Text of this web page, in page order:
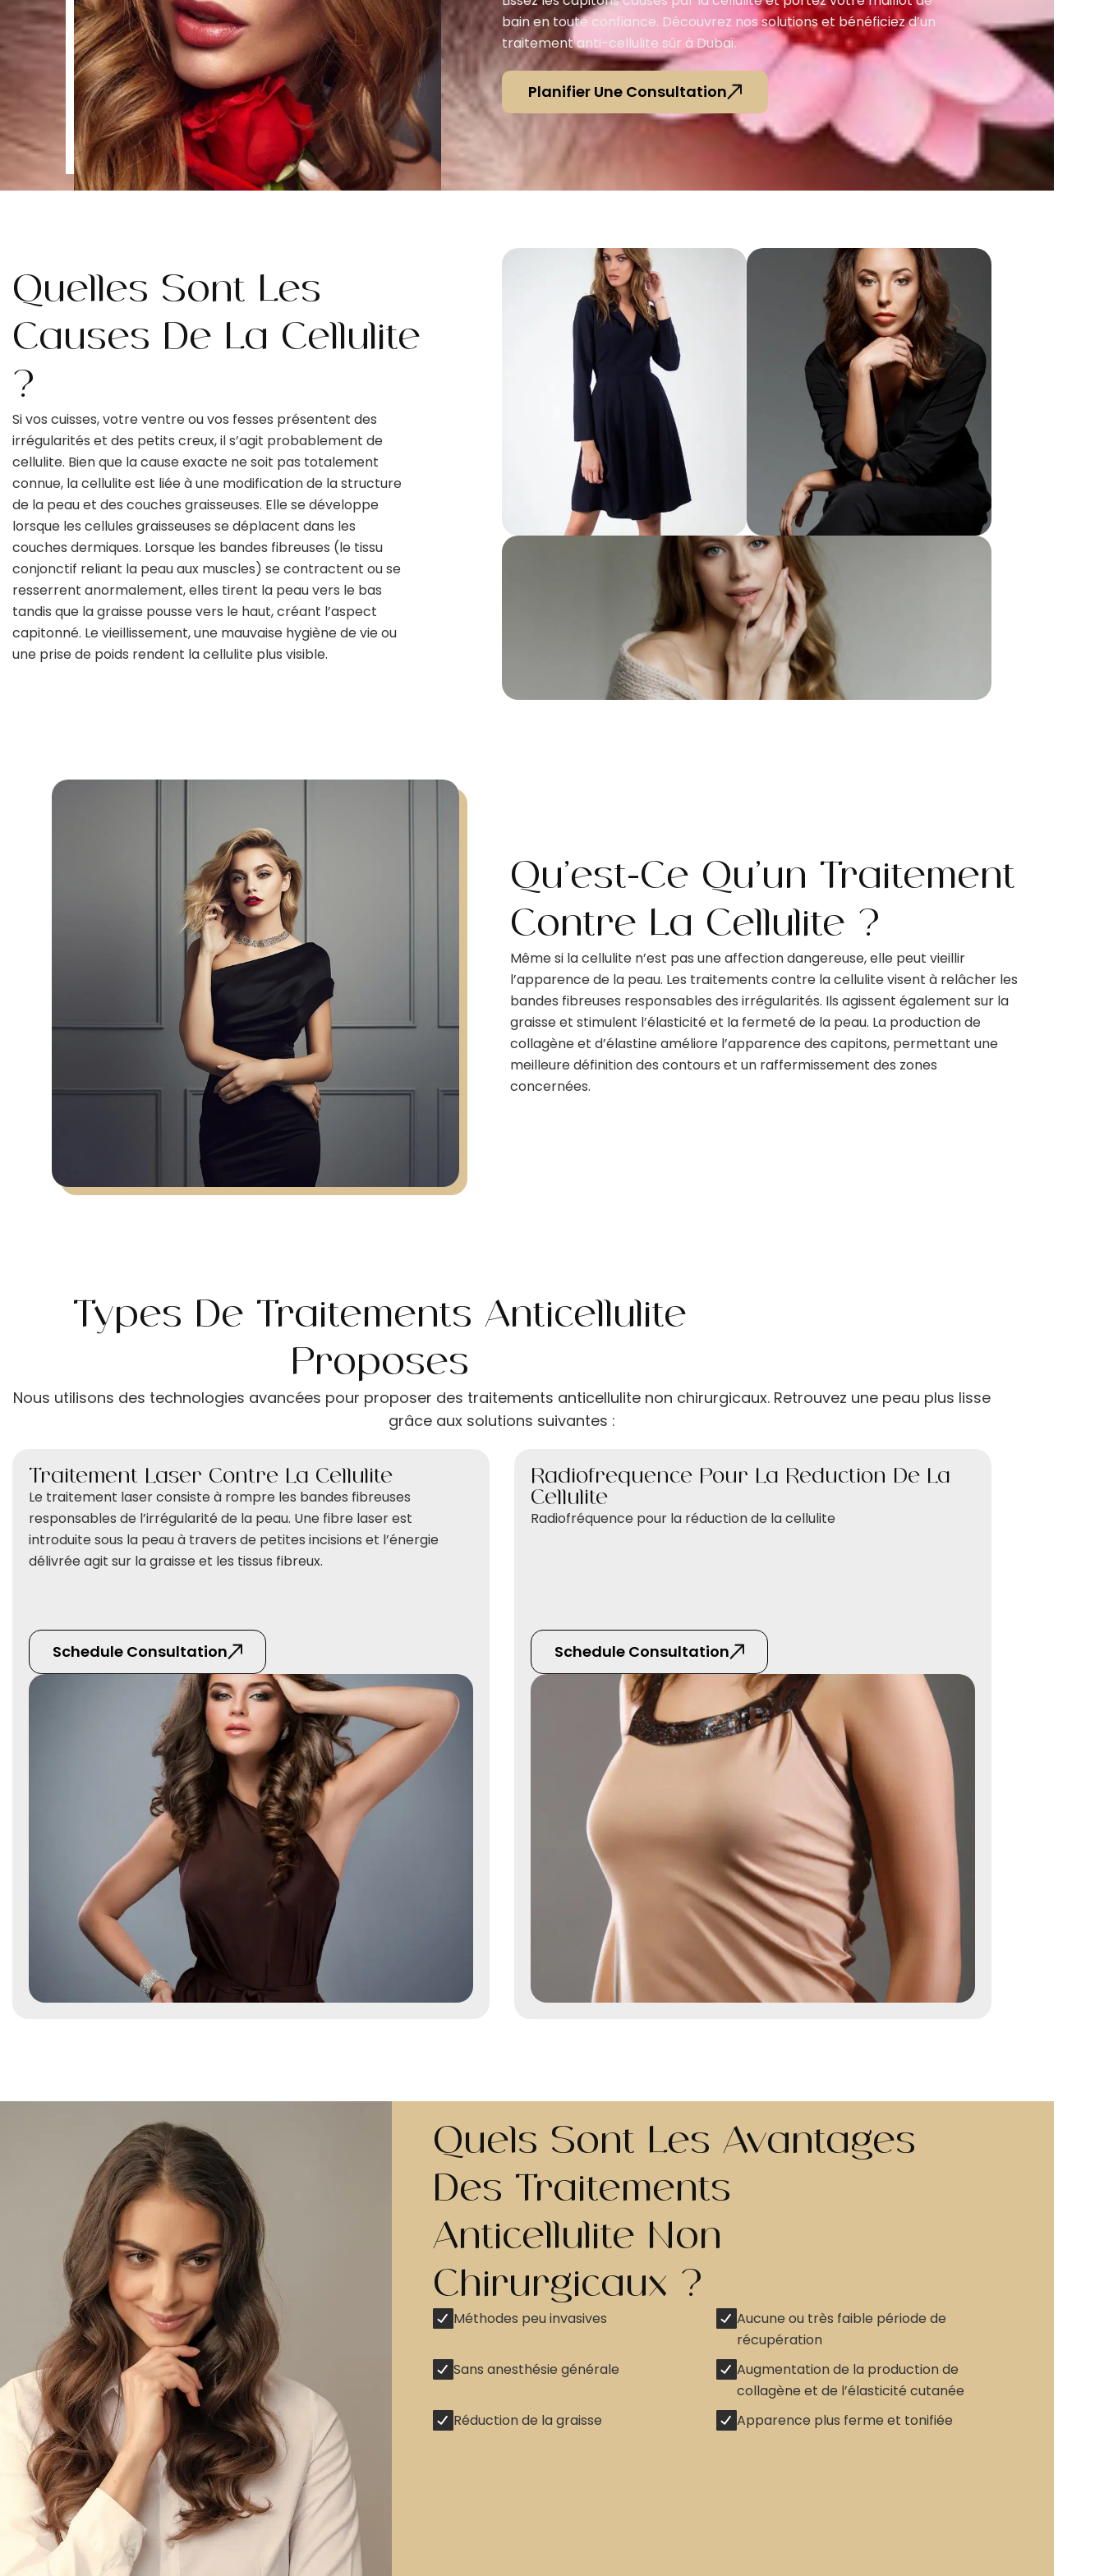
bain en toute confiance. Découvrez nos solutions et bénéficiez d’un
traitement anti-cellulite sûr à Dubaï.
Planifier Une Consultation
Quelles Sont Les
Causes De La Cellulite
?
Si vos cuisses, votre ventre ou vos fesses présentent des
irrégularités et des petits creux, il s’agit probablement de
cellulite. Bien que la cause exacte ne soit pas totalement
connue, la cellulite est liée à une modification de la structure
de la peau et des couches graisseuses. Elle se développe
lorsque les cellules graisseuses se déplacent dans les
couches dermiques. Lorsque les bandes fibreuses (le tissu
conjonctif reliant la peau aux muscles) se contractent ou se
resserrent anormalement, elles tirent la peau vers le bas
tandis que la graisse pousse vers le haut, créant l’aspect
capitonné. Le vieillissement, une mauvaise hygiène de vie ou
une prise de poids rendent la cellulite plus visible.
Qu’est-Ce Qu’un Traitement
Contre La Cellulite ?
Même si la cellulite n’est pas une affection dangereuse, elle peut vieillir
l’apparence de la peau. Les traitements contre la cellulite visent à relâcher les
bandes fibreuses responsables des irrégularités. Ils agissent également sur la
graisse et stimulent l’élasticité et la fermeté de la peau. La production de
collagène et d’élastine améliore l’apparence des capitons, permettant une
meilleure définition des contours et un raffermissement des zones
concernées.
Types De Traitements Anticellulite
Proposés
Nous utilisons des technologies avancées pour proposer des traitements anticellulite non chirurgicaux. Retrouvez une peau plus lisse
grâce aux solutions suivantes :
Traitement Laser Contre La Cellulite
Le traitement laser consiste à rompre les bandes fibreuses
responsables de l’irrégularité de la peau. Une fibre laser est
introduite sous la peau à travers de petites incisions et l’énergie
délivrée agit sur la graisse et les tissus fibreux.
Schedule Consultation
Radiofréquence Pour La Réduction De La
Cellulite
Radiofréquence pour la réduction de la cellulite
Schedule Consultation
Quels Sont Les Avantages
Des Traitements
Anticellulite Non
Chirurgicaux ?
Méthodes peu invasives
Aucune ou très faible période de
récupération
Sans anesthésie générale
Augmentation de la production de
collagène et de l’élasticité cutanée
Réduction de la graisse
Apparence plus ferme et tonifiée